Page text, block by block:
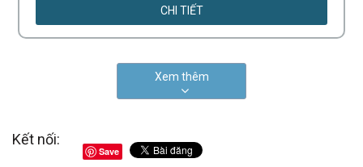
CHI TIẾT
Xem thêm
Kết nối:
Save